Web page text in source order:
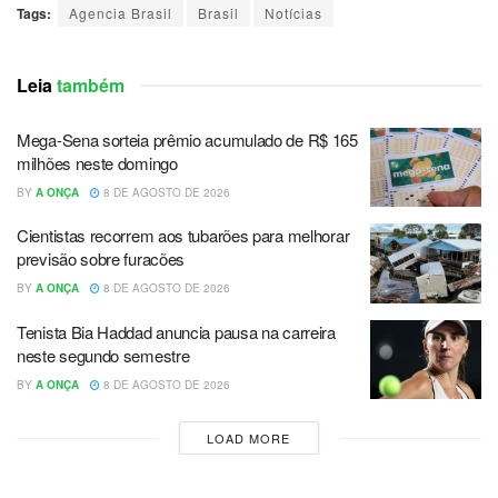
Tags: Agencia Brasil Brasil Notícias
Leiatambém
Mega-Sena sorteia prêmio acumulado de R$ 165
milhões neste domingo
BY A ONÇA 8 DE AGOSTO DE 2026
Cientistas recorrem aos tubarões para melhorar
previsão sobre furacões
BY A ONÇA 8 DE AGOSTO DE 2026
Tenista Bia Haddad anuncia pausa na carreira
neste segundo semestre
BY A ONÇA 8 DE AGOSTO DE 2026
LOAD MORE